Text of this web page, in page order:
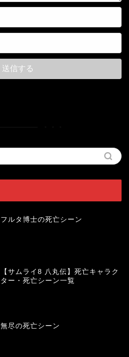
フルタ博士の死亡シーン
【サムライ8 八丸伝】死亡キャラク
ター・死亡シーン一覧
無尽の死亡シーン